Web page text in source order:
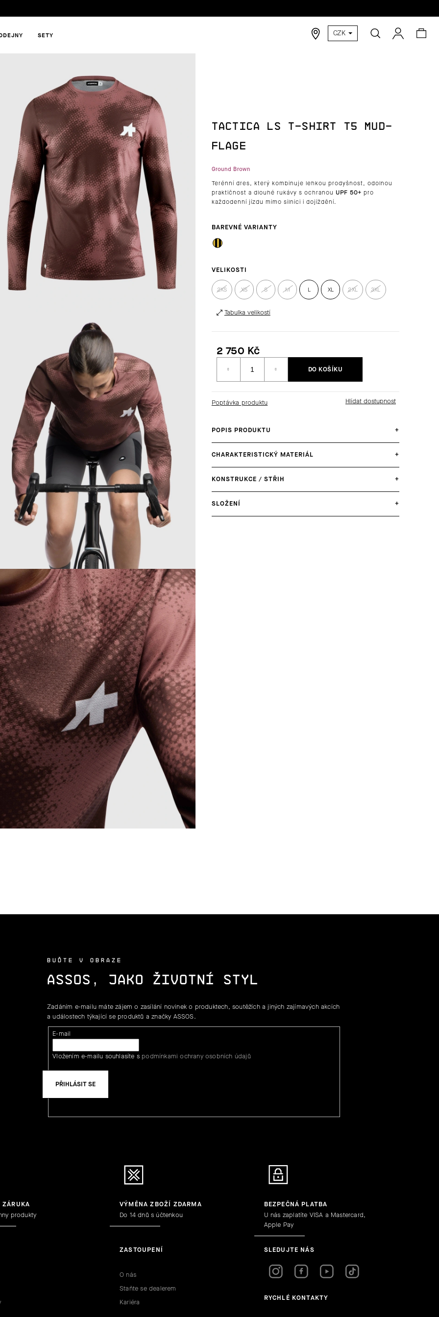
SETY CZK Hledat
TACTICA LS T-SHIRT T5 MUD-
FLAGE
Ground Brown
Terénní dres, který kombinuje lehkou prodyšnost, odolnou
praktičnost a dlouhé rukávy s ochranou UPF 50+ pro
každodenní jízdu mimo silnici i dojíždění.
VELIKOSTI
2XS XS S M L XL 2XL 3XL
Tabulka velikostí
2 750 Kč
cena:
DO KOŠÍKU
Poptávka produktu
POPIS PRODUKTU +
CHARAKTERISTICKÝ MATERIÁL +
KONSTRUKCE / STŘIH +
SLOŽENÍ +
HLEDAT
DOPORUČUJEME
BUĎTE V OBRAZE
ASSOS, JAKO ŽIVOTNÍ STYL
Zadáním e-mailu máte zájem o zasílání novinek o produktech, soutěžích a jiných zajímavých akcích
a událostech týkající se produktů a značky ASSOS.
E-mail
Vložením e-mailu souhlasíte s podmínkami ochrany osobních údajů
PŘIHLÁSIT SE
ZÁRUKA
produkty
VÝMĚNA ZBOŽÍ ZDARMA
Do 14 dnů s účtenkou
BEZPEČNÁ PLATBA
U nás zaplatíte VISA a Mastercard,
Apple Pay
ZASTOUPENÍ
O nás
Staňte se dealerem
Kariéra
SLEDUJTE NÁS
RYCHLÉ KONTAKTY